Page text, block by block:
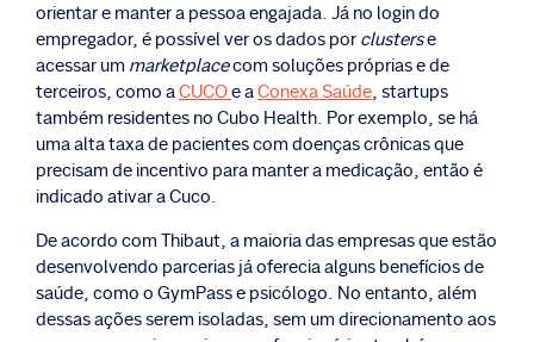
orientar e manter a pessoa engajada. Já no login do
empregador, é possível ver os dados por clusterse
acessar um marketplacecom soluções próprias e de
terceiros, como aCUCOe aConexa Saúde, startups
também residentes no Cubo Health. Por exemplo, se há
uma alta taxa de pacientes com doenças crônicas que
precisam de incentivo para manter a medicação, então é
indicado ativar a Cuco.
De acordo com Thibaut, a maioria das empresas que estão
desenvolvendo parcerias já oferecia alguns benefícios de
saúde, como o GymPass e psicólogo. No entanto, além
dessas ações serem isoladas, sem um direcionamento aos